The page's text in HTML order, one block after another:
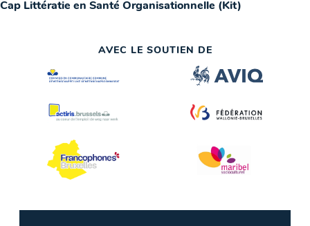
Cap Littératie en Santé Organisationnelle (Kit)
AVEC LE SOUTIEN DE